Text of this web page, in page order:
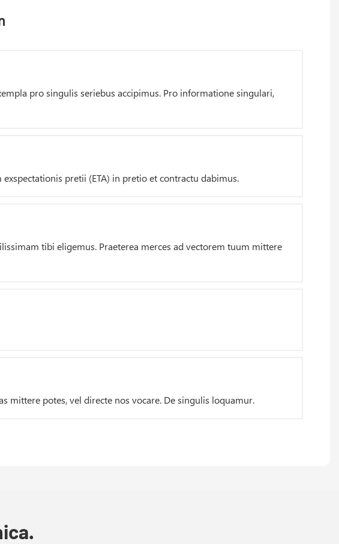
pro singulis seriebus accipimus. Pro informatione singulari,
pretii (ETA) in pretio et contractu dabimus.
tibi eligemus. Praeterea merces ad vectorem tuum mittere
mittere potes, vel directe nos vocare. De singulis loquamur.